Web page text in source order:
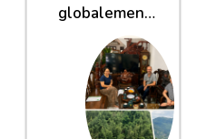
globalement
satisfaits du
voyage